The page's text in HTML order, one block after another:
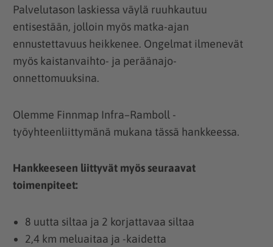
Palvelutason laskiessa väylä ruuhkautuu
entisestään, jolloin myös matka-ajan
ennustettavuus heikkenee. Ongelmat ilmenevät
myös kaistanvaihto- ja peräänajo-
onnettomuuksina.
Olemme Finnmap Infra–Ramboll -
työyhteenliittymänä mukana tässä hankkeessa.
Hankkeeseen liittyvät myös seuraavat
toimenpiteet:
8 uutta siltaa ja 2 korjattavaa siltaa
2,4 km meluaitaa ja -kaidetta